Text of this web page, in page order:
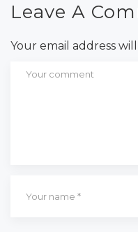
Leave A
Your email address